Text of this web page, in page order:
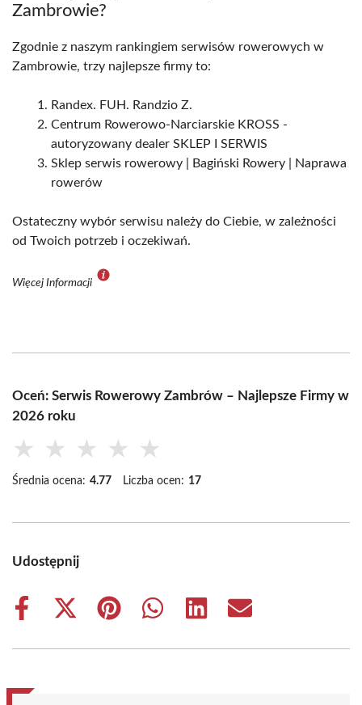
Zambrowie?
Zgodnie z naszym rankingiem serwisów rowerowych w
Zambrowie, trzy najlepsze firmy to:
Randex. FUH. Randzio Z.
Centrum Rowerowo-Narciarskie KROSS -
autoryzowany dealer SKLEP I SERWIS
Sklep serwis rowerowy | Bagiński Rowery | Naprawa
rowerów
Ostateczny wybór serwisu należy do Ciebie, w zależności
od Twoich potrzeb i oczekiwań.
Więcej Informacji
Oceń: Serwis Rowerowy Zambrów – Najlepsze Firmy w
2026 roku
★ ★ ★ ★ ★
Średnia ocena: 4.77 Liczba ocen: 17
Udostępnij
Share
Share
(Twitter)
Share
Share
Share
Share